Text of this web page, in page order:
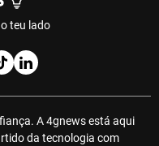
teu lado
A 4gnews está aqui
da tecnologia com